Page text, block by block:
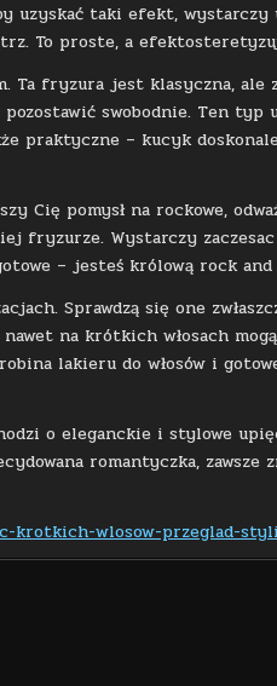
uzyskać taki efekt, wystarczy
To proste, a
fryzura jest klasyczna, ale
swobodnie. Ten typ
praktyczne – kucyk
Cię pomysł na rockowe,
fryzurze. Wystarczy
– jesteś królową rock and
Sprawdzą się one
na krótkich włosach
lakieru do włosów i
o eleganckie i stylowe
romantyczka, zawsze
krotkich-wlosow-przeglad-